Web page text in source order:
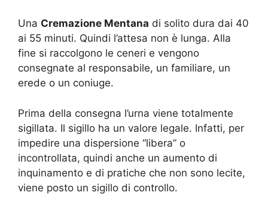
Una Cremazione Mentana di solito dura dai 40
ai 55 minuti. Quindi l’attesa non è lunga. Alla
fine si raccolgono le ceneri e vengono
consegnate al responsabile, un familiare, un
erede o un coniuge.
Prima della consegna l’urna viene totalmente
sigillata. Il sigillo ha un valore legale. Infatti, per
impedire una dispersione “libera” o
incontrollata, quindi anche un aumento di
inquinamento e di pratiche che non sono lecite,
viene posto un sigillo di controllo.